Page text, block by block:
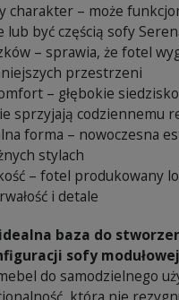
charakter – może
lub być częścią sofy
– sprawia, że fotel
przestrzeni
– głębokie
sprzyjają codziennemu
forma – nowoczesna
stylach
– fotel produkowany
i detale
baza do
sofy modułowej
do samodzielnego